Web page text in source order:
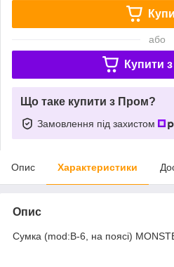
або
Купити з
Що таке купити з Пром?
Замовлення під захистом
Опис Характеристики
Опис
Сумка (mod:B-6, на поясі)